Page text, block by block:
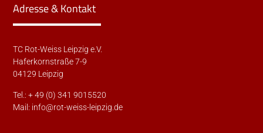
Adresse & Kontakt
TC Rot-Weiss Leipzig e.V.
Haferkornstraße 7-9
04129 Leipzig
Tel.: + 49 (0) 341 9015520
Mail: info@rot-weiss-leipzig.de